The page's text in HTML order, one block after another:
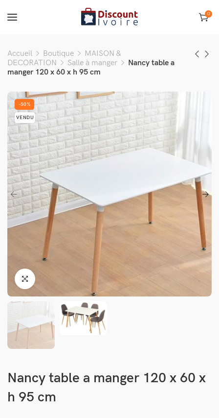
0
Accueil Boutique
MAISON &
DECORATION
Salle à manger
Nancy table a
manger 120 x 60 x h 95 cm
-50%
VENDU
Nancy table a manger 120 x 60 x
h 95 cm